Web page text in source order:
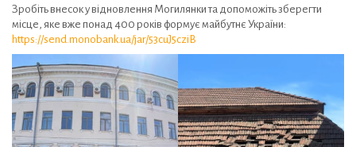
Зробіть внесок у відновлення Могилянки та допоможіть зберегти
місце, яке вже понад 400 років формує майбутнє України:
https://send.monobank.ua/jar/53cuJ5cziB